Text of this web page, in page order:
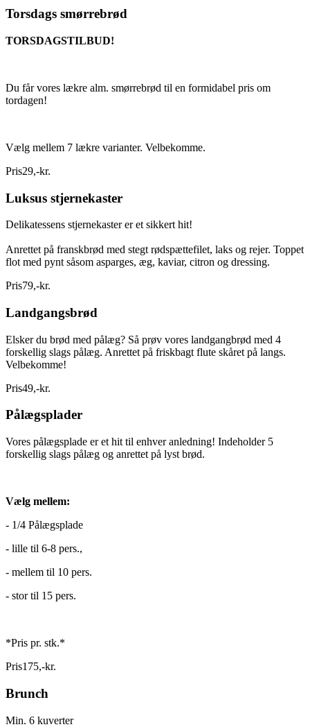
Torsdags smørrebrød
TORSDAGSTILBUD!
Du får vores lækre alm. smørrebrød til en formidabel pris om
tordagen!
Vælg mellem 7 lækre varianter. Velbekomme.
Pris29,-kr.
Luksus stjernekaster
Delikatessens stjernekaster er et sikkert hit!
Anrettet på franskbrød med stegt rødspættefilet, laks og rejer. Toppet
flot med pynt såsom asparges, æg, kaviar, citron og dressing.
Pris79,-kr.
Landgangsbrød
Elsker du brød med pålæg? Så prøv vores landgangbrød med 4
forskellig slags pålæg. Anrettet på friskbagt flute skåret på langs.
Velbekomme!
Pris49,-kr.
Pålægsplader
Vores pålægsplade er et hit til enhver anledning! Indeholder 5
forskellig slags pålæg og anrettet på lyst brød.
Vælg mellem:
- 1/4 Pålægsplade
- lille til 6-8 pers.,
- mellem til 10 pers.
- stor til 15 pers.
*Pris pr. stk.*
Pris175,-kr.
Brunch
Min. 6 kuverter